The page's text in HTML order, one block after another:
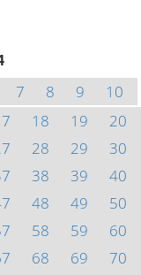
7 8 9
10
18 19
20
28 29
30
38 39
40
48 49
50
58 59
60
68 69
70